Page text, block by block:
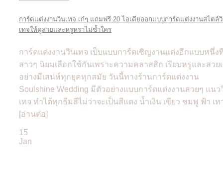
การ์ดแต่งงานวินเทจ เก๋ๆ แถมฟรี 20 ไอเดียออกแบบการ์ดแต่งงานสไตล์
เทจให้ดูสวยและหรูหราไม่ซ้ำใคร
การ์ดแต่งงานวินเทจ เป็บแบบการ์ดเชิญงานแต่งอีกแบบหนึ่ง
สาวๆ นิยมเลือกใช้กันเพราะความคลาสสิก เรียบหรูและสวย
อย่างมีเสน่ห์ทุกยุคทุกสมัย วันนี้ทางร้านการ์ดแต่งงาน
Soulshine Wedding มีตัวอย่างแบบการ์ดแต่งงานสวยๆ แนว
เทจ ทำได้ทุกธีมสีไม่ว่าจะเป็นสีแดง น้ำเงิน เขียว ชมพู ฟ้า เท
[อ่านต่อ]
15
Jan